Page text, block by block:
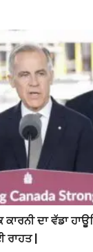
ਦਾ ਵੱਡਾ
ਰਾਹਤ |